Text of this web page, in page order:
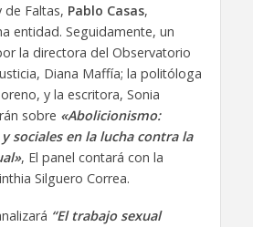
de Faltas, Pablo Casas,
entidad. Seguidamente, un
la directora del Observatorio
Diana Maffía; la politóloga
y la escritora, Sonia
sobre «Abolicionismo:
sociales en la lucha contra la
, El panel contará con la
Silguero Correa.
“El trabajo sexual